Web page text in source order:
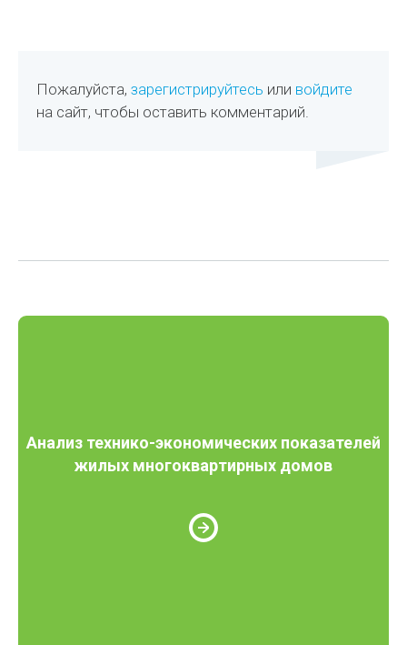
Пожалуйста,зарегистрируйтесь или войдите
на сайт, чтобы оставить комментарий.
Анализ технико-экономических показателей
жилых многоквартирных домов